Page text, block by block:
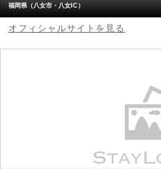
福岡県（八女市・八女IC）
オフィシャルサイトを見る